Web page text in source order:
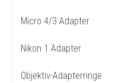
Micro 4/3 Adapter
Nikon 1 Adapter
Objektiv-Adapterringe